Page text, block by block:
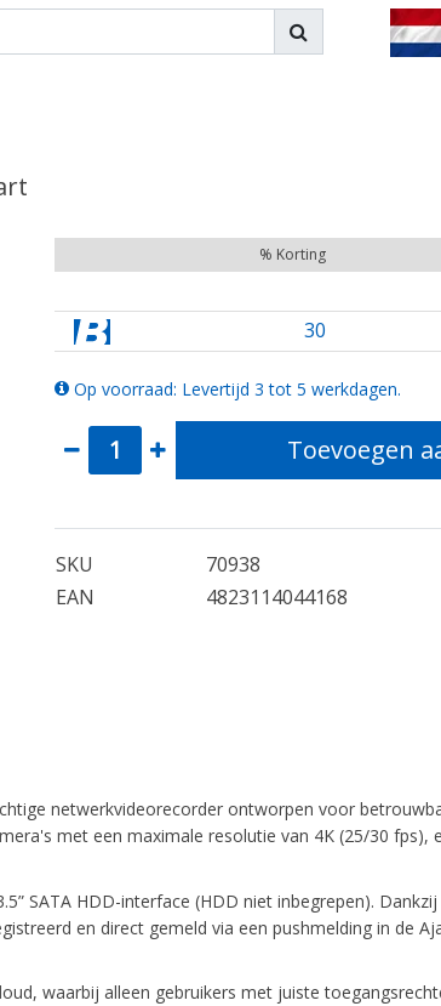
% Korting
30
Op voorraad: Levertijd 3 tot 5 werkdagen.
Toevoegen
SKU
70938
EAN
4823114044168
netwerkvideorecorder ontworpen voor
met een maximale resolutie van 4K (25/30 fps),
SATA HDD-interface (HDD niet inbegrepen).
en direct gemeld via een pushmelding in de
waarbij alleen gebruikers met juiste